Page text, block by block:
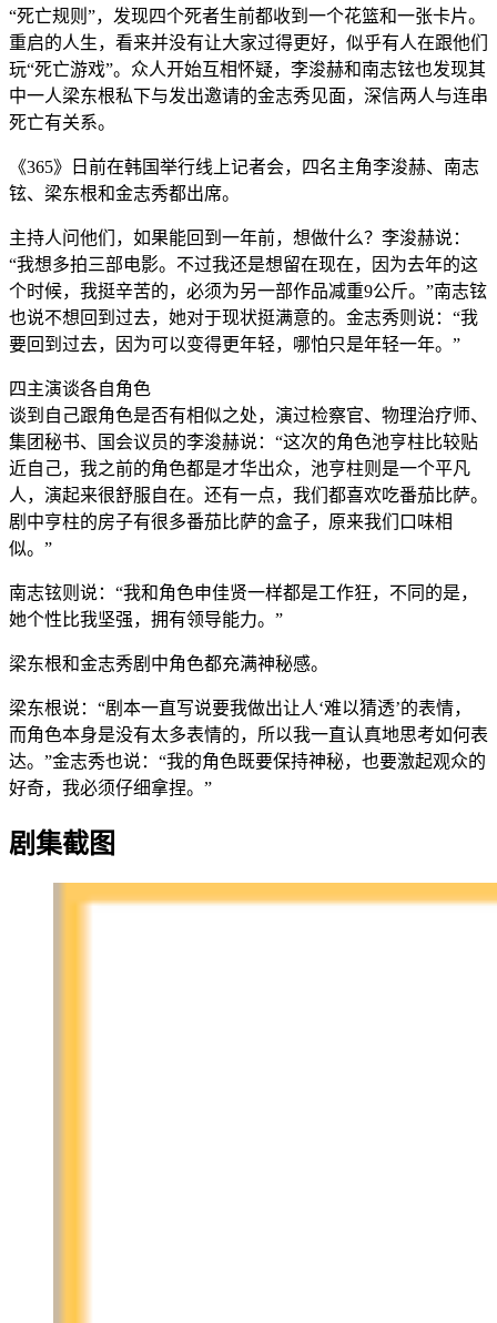
“死亡规则”，发现四个死者生前都收到一个花篮和一张卡片。
重启的人生，看来并没有让大家过得更好，似乎有人在跟他们
玩“死亡游戏”。众人开始互相怀疑，李浚赫和南志铉也发现其
中一人梁东根私下与发出邀请的金志秀见面，深信两人与连串
死亡有关系。
《365》日前在韩国举行线上记者会，四名主角李浚赫、南志
铉、梁东根和金志秀都出席。
主持人问他们，如果能回到一年前，想做什么？李浚赫说：
“我想多拍三部电影。不过我还是想留在现在，因为去年的这
个时候，我挺辛苦的，必须为另一部作品减重9公斤。”南志铉
也说不想回到过去，她对于现状挺满意的。金志秀则说：“我
要回到过去，因为可以变得更年轻，哪怕只是年轻一年。”
四主演谈各自角色
谈到自己跟角色是否有相似之处，演过检察官、物理治疗师、
集团秘书、国会议员的李浚赫说：“这次的角色池亨柱比较贴
近自己，我之前的角色都是才华出众，池亨柱则是一个平凡
人，演起来很舒服自在。还有一点，我们都喜欢吃番茄比萨。
剧中亨柱的房子有很多番茄比萨的盒子，原来我们口味相
似。”
南志铉则说：“我和角色申佳贤一样都是工作狂，不同的是，
她个性比我坚强，拥有领导能力。”
梁东根和金志秀剧中角色都充满神秘感。
梁东根说：“剧本一直写说要我做出让人‘难以猜透’的表情，
而角色本身是没有太多表情的，所以我一直认真地思考如何表
达。”金志秀也说：“我的角色既要保持神秘，也要激起观众的
好奇，我必须仔细拿捏。”
剧集截图